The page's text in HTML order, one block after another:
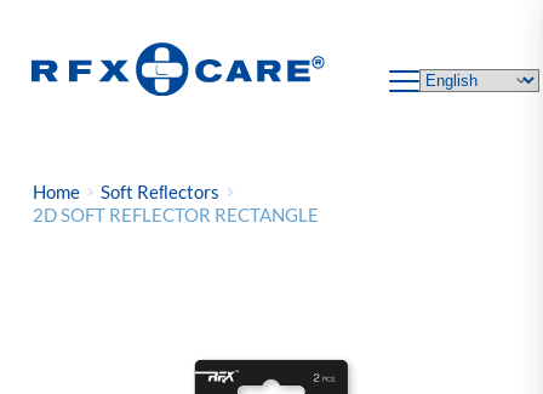
Home
Soft Reﬂectors
2D SOFT REFLECTOR RECTANGLE